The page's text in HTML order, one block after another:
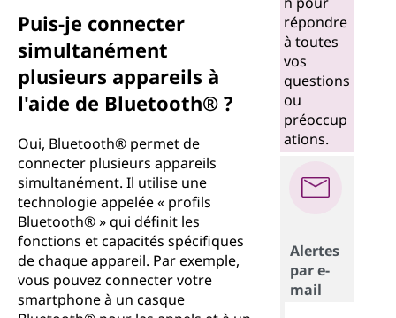
Puis-je connecter
simultanément
plusieurs appareils à
l'aide de Bluetooth® ?
Oui, Bluetooth® permet de
connecter plusieurs appareils
simultanément. Il utilise une
technologie appelée « profils
Bluetooth® » qui définit les
fonctions et capacités spécifiques
de chaque appareil. Par exemple,
vous pouvez connecter votre
smartphone à un casque
répondre
à toutes
vos
questions
ou
préoccup
ations.
Alertes
par e-
mail